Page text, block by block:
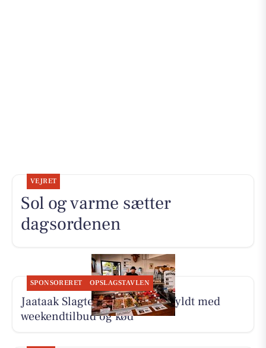
VEJRET
Sol og varme sætter
dagsordenen
SPONSORERET OPSLAGSTAVLEN
Jaataak Slagteren har disken fyldt med
weekendtilbud og kød